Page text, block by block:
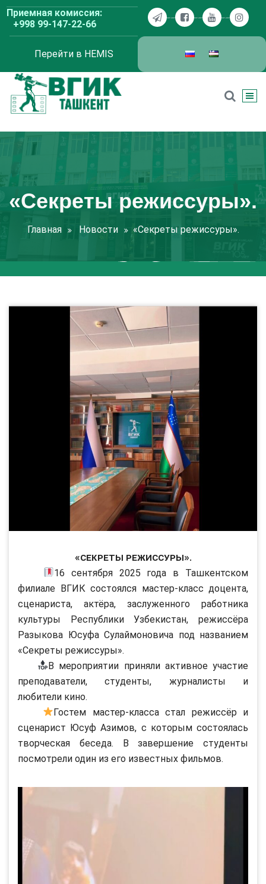
Перейти
содержимому
Приемная комиссия:
+998 99-147-22-66
Перейти в HEMIS
«Секреты режиссуры».
Главная Новости «Секреты режиссуры».
«Секреты режиссуры».
16 сентября 2025 года в Ташкентском
филиале ВГИК состоялся мастер-класс доцента,
сценариста, актёра, заслуженного работника
культуры Республики Узбекистан, режиссёра
Разыкова Юсуфа Сулаймоновича под названием
«Секреты режиссуры».
В мероприятии приняли активное участие
преподаватели, студенты, журналисты и
любители кино.
Гостем мастер-класса стал режиссёр и
сценарист Юсуф Азимов, с которым состоялась
творческая беседа. В завершение студенты
посмотрели один из его известных фильмов.